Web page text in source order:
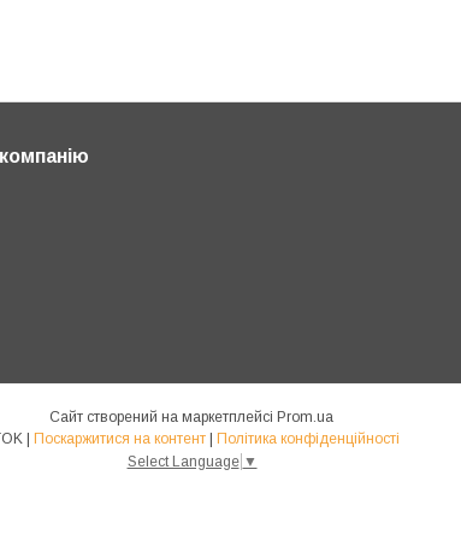
Сайт створений на маркетплейсі Prom.ua
Поскаржитися на контент
Політика конфіденційності
Select Language ▼